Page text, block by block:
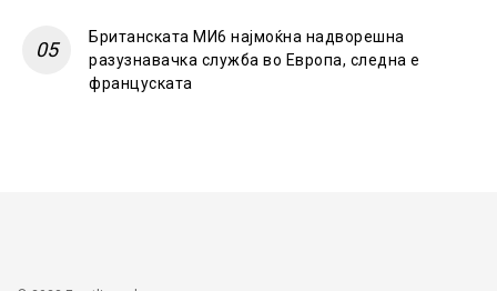
Британската МИ6 најмоќна надворешна
разузнавачка служба во Европа, следна е
француската